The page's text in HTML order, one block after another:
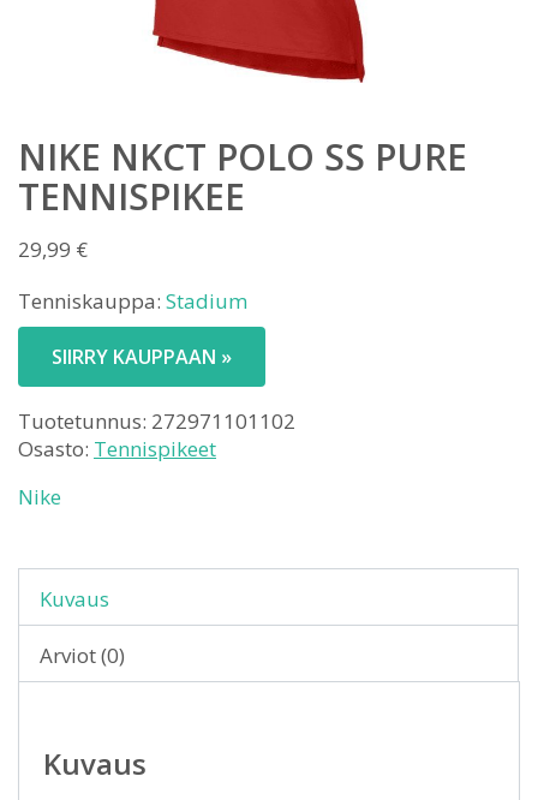
NIKE NKCT POLO SS PURE
TENNISPIKEE
29,99 €
Tenniskauppa: Stadium
SIIRRY KAUPPAAN »
Tuotetunnus: 272971101102
Osasto: Tennispikeet
Nike
Kuvaus
Arviot (0)
Kuvaus